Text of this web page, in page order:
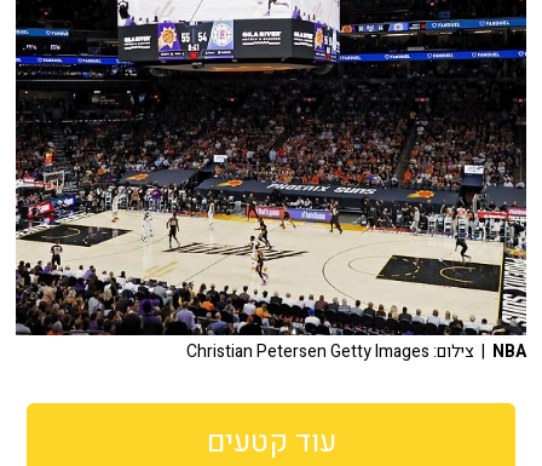
NBA | צילום: Christian Petersen Getty Images
עוד קטעים